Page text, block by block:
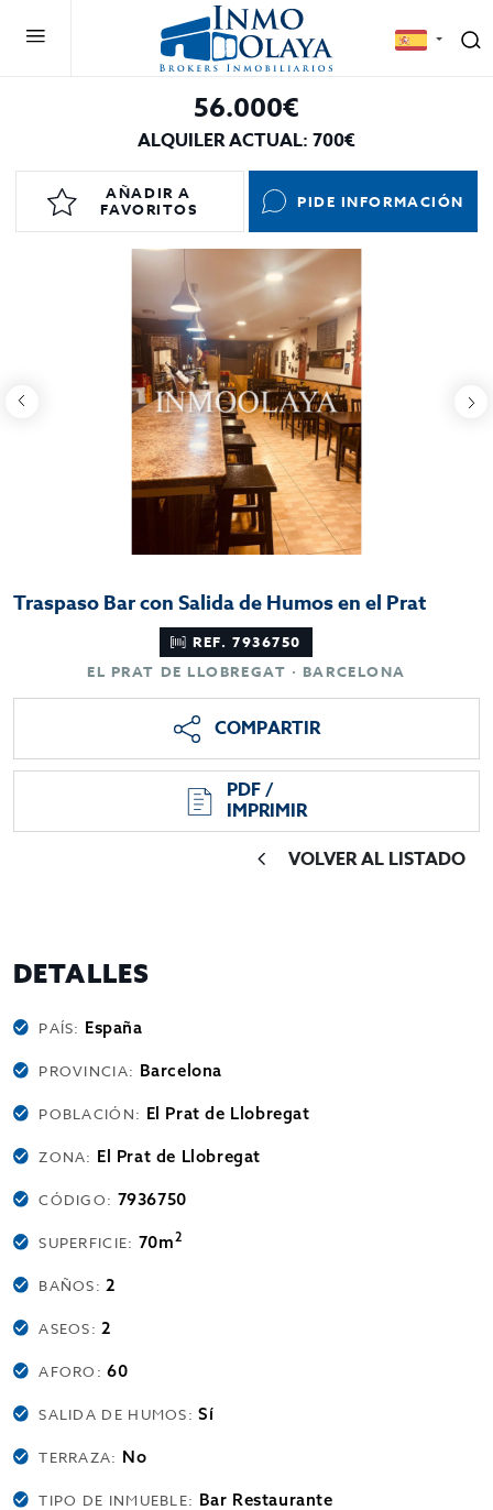
56.000€
ALQUILER ACTUAL: 700€
AÑADIR A
FAVORITOS
PIDE INFORMACIÓN
Traspaso Bar con Salida de Humos en el Prat
REF. 7936750
EL PRAT DE LLOBREGAT · BARCELONA
COMPARTIR
PDF /
IMPRIMIR
VOLVER AL LISTADO
DETALLES
PAÍS: España
PROVINCIA: Barcelona
POBLACIÓN: El Prat de Llobregat
ZONA: El Prat de Llobregat
CÓDIGO: 7936750
SUPERFICIE: 70m2
BAÑOS:2
ASEOS:2
AFORO:60
SALIDA DE HUMOS:Sí
TERRAZA: No
TIPO DE INMUEBLE: Bar Restaurante